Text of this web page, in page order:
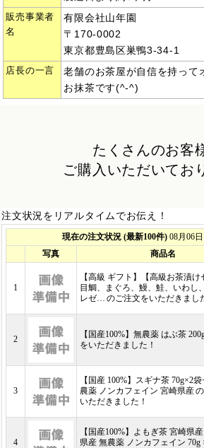
販売事業者
名
有限会社山年園
〒170-0002
東京都豊島区巣鴨3-34-1
店長の一言
老舗のお茶屋が自信を持って
お抹茶です(^-^)
たくさんのお客
ご購入いただいてお
注文状況をリアルタイムでお伝え！